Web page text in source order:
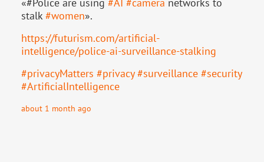
«#Police are using #AI #camera networks to
stalk#women».
https://futurism.com/artificial-
intelligence/police-ai-surveillance-stalking
#privacyMatters #privacy #surveillance #security
#ArtificialIntelligence
about 1 month ago